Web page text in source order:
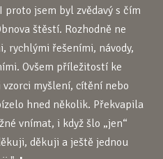
jsem byl zvědavý s čím
štěstí. Rozhodně ne
rychlými řešeními, návody,
Ovšem příležitostí ke
myšlení, cítění nebo
hned několik. Překvapila
vnímat, i když šlo „jen“
děkuji a ještě jednou